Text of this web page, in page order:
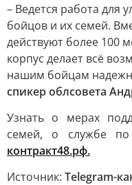
– Ведется работа для
бойцов и их семей.
действуют более 100
корпус делает всё
нашим бойцам
спикер облсовета
Узнать о мерах
семей, о службе
контракт48.рф.
Источник: Telegram-